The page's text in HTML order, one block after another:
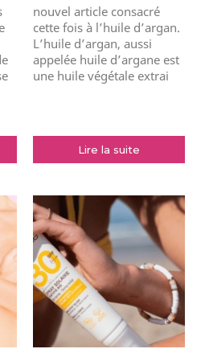
nouvel article consacré
cette fois à l’huile d’argan.
L’huile d’argan, aussi
appelée huile d’argane est
une huile végétale extrai
Lire la suite